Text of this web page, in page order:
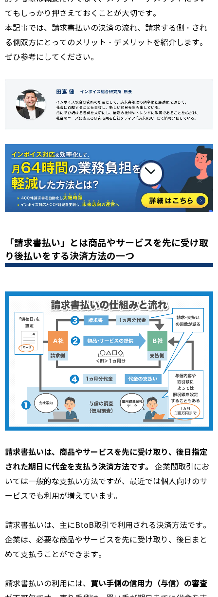
てもしっかり押さえておくことが大切です。
本記事では、請求書払いの決済の流れ、請求する側・され
る側双方にとってのメリット・デメリットを紹介します。
ぜひ参考にしてください。
「請求書払い」とは商品やサービスを先に受け取
り後払いをする決済方法の一つ
請求書払いは、商品やサービスを先に受け取り、後日指定
された期日に代金を支払う決済方法です。
企業間取引にお
いては一般的な支払い方法ですが、 最近では個人向けのサ
ービスでも利用が増えています。
請求書払いは、 主にBtoB取引で利用される決済方法です。
企業は、 必要な商品やサービスを先に受け取り、 後日まと
めて支払うことができます。
請求書払いの利用には、 買い手側の信用力（与信）の審査